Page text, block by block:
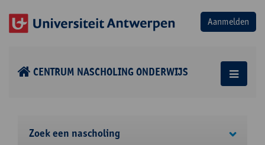
CENTRUM NASCHOLING ONDERWIJS
Zoek een nascholing